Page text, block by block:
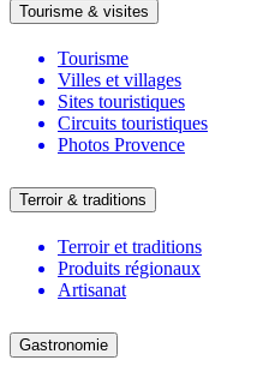
Tourisme & visites
Tourisme
Villes et villages
Sites touristiques
Circuits touristiques
Photos Provence
Terroir & traditions
Terroir et traditions
Produits régionaux
Artisanat
Gastronomie